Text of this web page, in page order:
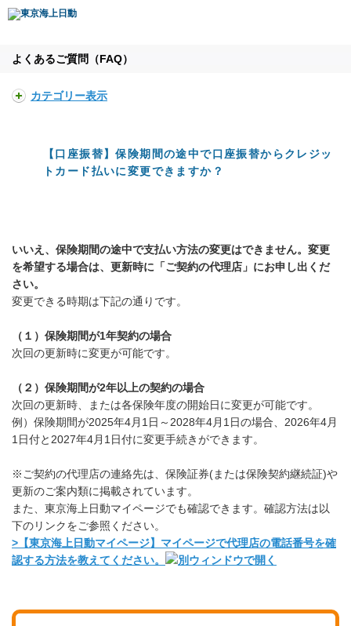
よくあるご質問（FAQ）
カテゴリー表示
【口座振替】保険期間の途中で口座振替からクレジッ
トカード払いに変更できますか？
いいえ、保険期間の途中で支払い方法の変更はできません。変更
を希望する場合は、更新時に「ご契約の代理店」にお申し出くだ
さい。
変更できる時期は下記の通りです。
（１）保険期間が1年契約の場合
次回の更新時に変更が可能です。
（２）保険期間が2年以上の契約の場合
次回の更新時、または各保険年度の開始日に変更が可能です。
例）保険期間が2025年4月1日～2028年4月1日の場合、2026年4月
1日付と2027年4月1日付に変更手続きができます。
※ご契約の代理店の連絡先は、保険証券(または保険契約継続証)や
更新のご案内類に掲載されています。
また、東京海上日動マイページでも確認できます。確認方法は以
下のリンクをご参照ください。
> 【東京海上日動マイページ】マイページで代理店の電話番号を確
認する方法を教えてください。